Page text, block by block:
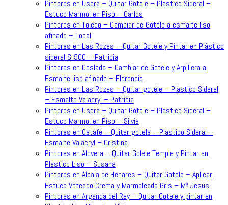
Pintores en Usera – Quitar Gotele – Plastico Sideral –
Estuco Marmol en Piso – Carlos
Pintores en Toledo – Cambiar de Gotele a esmalte liso
afinado – Local
Pintores en Las Rozas – Quitar Gotele y Pintar en Plástico
sideral S-500 – Patricia
Pintores en Coslada – Cambiar de Gotele y Arpillera a
Esmalte liso afinado – Florencio
Pintores en Las Rozas – Quitar gotele – Plastico Sideral
– Esmalte Valacryl – Patricia
Pintores en Usera – Quitar Gotele – Plastico Sideral –
Estuco Marmol en Piso – Silvia
Pintores en Getafe – Quitar gotele – Plastico Sideral –
Esmalte Valacryl – Cristina
Pintores en Alovera – Quitar Golele Temple y Pintar en
Plastico Liso – Susana
Pintores en Alcala de Henares – Quitar Gotele – Aplicar
Estuco Veteado Crema y Marmoleado Gris – Mª Jesus
Pintores en Arganda del Rey – Quitar Gotele y pintar en